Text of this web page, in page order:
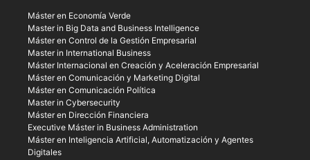
Máster en Economía Verde
Master in Big Data and Business Intelligence
Máster en Control de la Gestión Empresarial
Master in International Business
Máster Internacional en Creación y Aceleración Empresarial
Máster en Comunicación y Marketing Digital
Máster en Comunicación Política
Master in Cybersecurity
Máster en Dirección Financiera
Executive Máster in Business Administration
Máster en Inteligencia Artificial, Automatización y Agentes
Digitales